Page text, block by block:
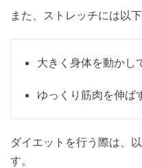
また、ストレッチには以
大きく身体を動かし
ゆっくり筋肉を伸ば
ダイエットを行う際は、
す。